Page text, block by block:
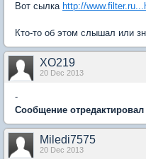
Вот сылка http://
Кто-то об этом слышал или
XO219
20 Dec 2013
-
Сообщение отредактировал
Miledi7575
20 Dec 2013